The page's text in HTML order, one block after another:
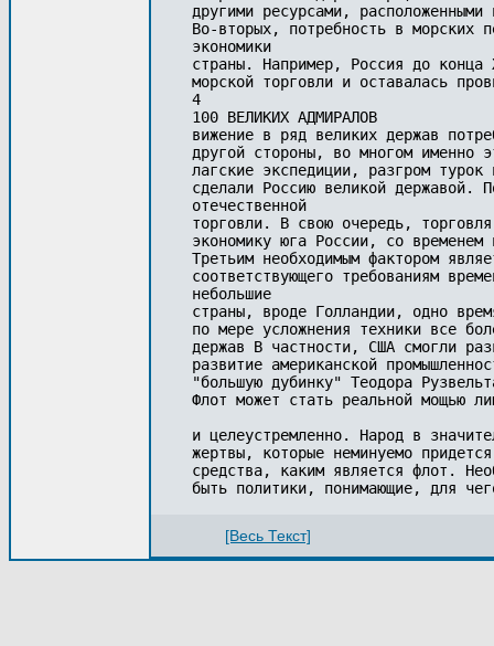
другими ресурсами,
Во-вторых, потребность в морских
экономики
страны. Например, Россия до
морской торговли и оставалась
4
100 ВЕЛИКИХ АДМИРАЛОВ
вижение в ряд великих держав
другой стороны, во многом именно
лагские экспедиции, разгром
сделали Россию великой державой.
отечественной
торговли. В свою очередь,
экономику юга России, со
Третьим необходимым фактором
соответствующего требованиям
небольшие
страны, вроде Голландии, одно
по мере усложнения техники все
держав В частности, США смогли
развитие американской
"большую дубинку" Теодора
Флот может стать реальной мощью
и целеустремленно. Народ в
жертвы, которые неминуемо
средства, каким является флот.
[Весь Текст]